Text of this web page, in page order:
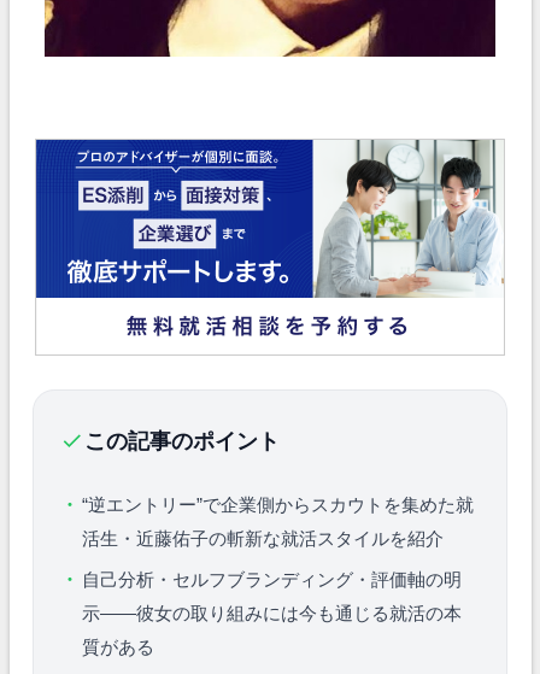
この記事のポイント
“逆エントリー”で企業側からスカウトを集めた就
活生・近藤佑子の斬新な就活スタイルを紹介
自己分析・セルフブランディング・評価軸の明
示——彼女の取り組みには今も通じる就活の本
質がある